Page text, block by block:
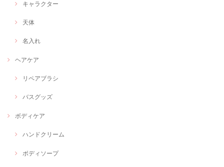
キャラクター
天体
名入れ
ヘアケア
リペアブラシ
バスグッズ
ボディケア
ハンドクリーム
ボディソープ